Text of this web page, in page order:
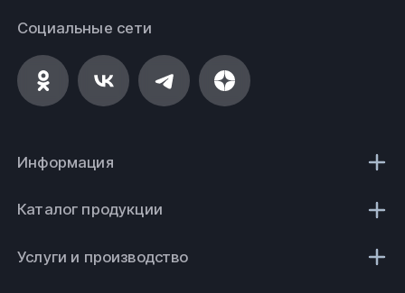
Социальные сети
Информация
Каталог продукции
Услуги и производство